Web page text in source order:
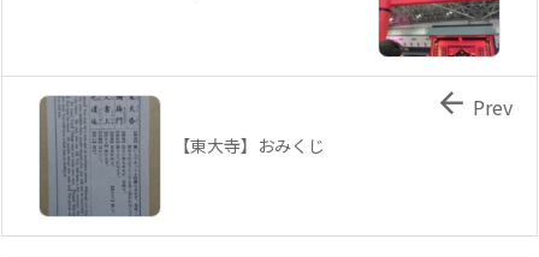
【東大寺】おみくじ
 Prev